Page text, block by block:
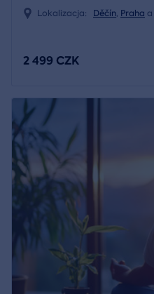
Lokalizacja: Děčín, Praha a
2 499 CZK